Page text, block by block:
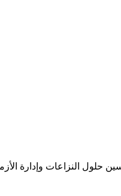
حلول النزاعات وإدارة